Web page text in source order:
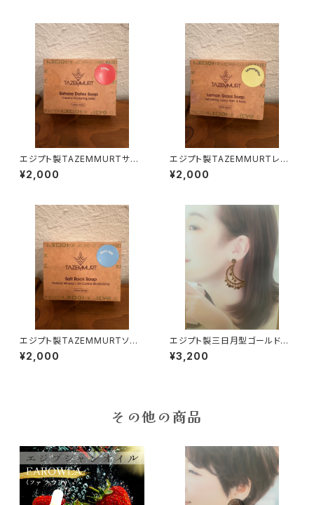
エジプト製TAZEMMURTサハ
ラデーツ石鹸
¥2,000
エジプト製TAZEMMURTレモ
ングラス石鹸
¥2,000
エジプト製TAZEMMURTソル
トレイク石鹸
¥2,000
エジプト製三日月型ゴールドピ
アス
¥3,200
その他の商品